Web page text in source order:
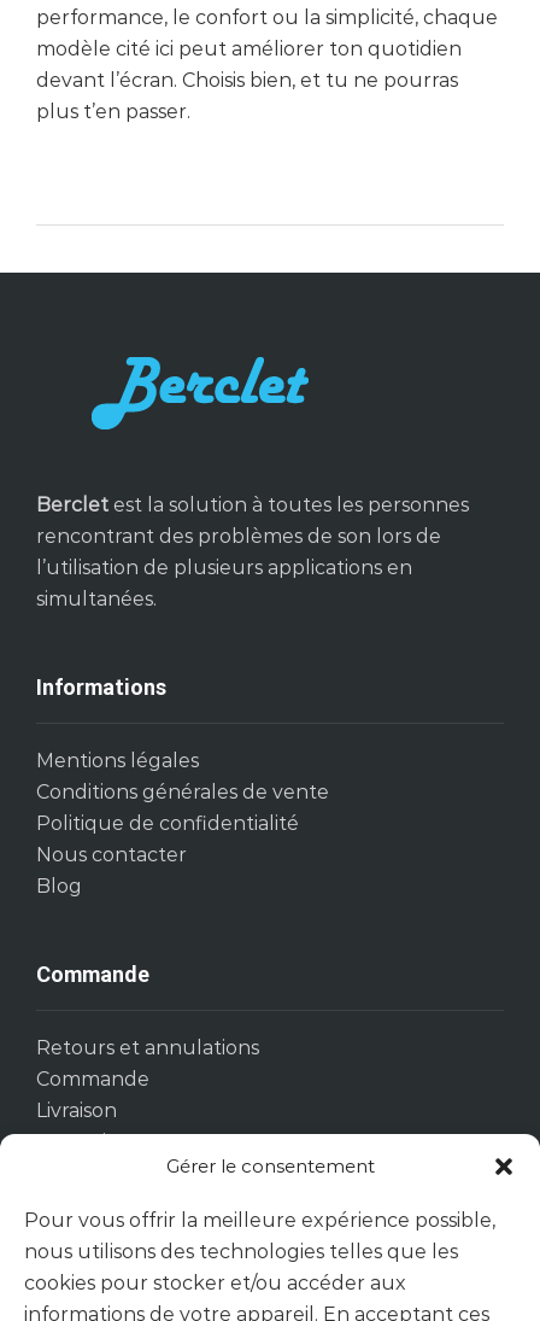
Gérer le consentement
Pour vous offrir la meilleure expérience possible,
nous utilisons des technologies telles que les
cookies pour stocker et/ou accéder aux
informations de votre appareil. En acceptant ces
performance, le confort ou la simplicité, chaque
modèle cité ici peut améliorer ton quotidien
devant l’écran. Choisis bien, et tu ne pourras
plus t’en passer.
Berclet est la solution à toutes les personnes
rencontrant des problèmes de son lors de
l’utilisation de plusieurs applications en
simultanées.
Informations
Mentions légales
Conditions générales de vente
Politique de confidentialité
Nous contacter
Blog
Commande
Retours et annulations
Commande
Livraison
Suivez-nous